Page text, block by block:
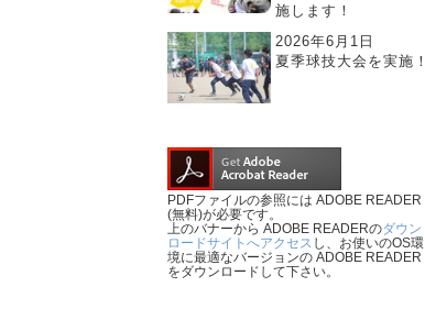
施します！
2026年6月1日
夏季球技大会を実施！
PDFファイルの参照には ADOBE READER
(無料)が必要です。
上のバナーから ADOBE READERのダウン
ロードサイトへアクセス し、お使いのOS環
境に最適なバージョンの ADOBE READER
をダウンロードして下さい。